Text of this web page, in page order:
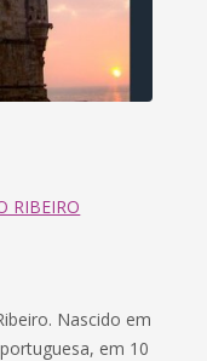
RIBEIRO
Nascido em
em 10